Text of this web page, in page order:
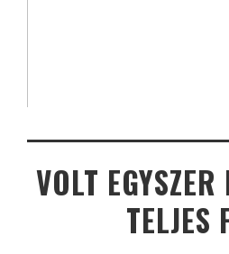
VOLT
TELJES